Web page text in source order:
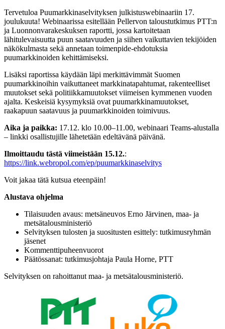
Tervetuloa Puumarkkinaselvityksen julkistuswebinaariin 17.
joulukuuta! Webinaarissa esitellään Pellervon taloustutkimus PTT:n
ja Luonnonvarakeskuksen raportti, jossa kartoitetaan
lähitulevaisuutta puun saatavuuden ja siihen vaikuttavien tekijöiden
näkökulmasta sekä annetaan toimenpide-ehdotuksia
puumarkkinoiden kehittämiseksi.
Lisäksi raportissa käydään läpi merkittävimmät Suomen
puumarkkinoihin vaikuttaneet markkinatapahtumat, rakenteelliset
muutokset sekä politiikkamuutokset viimeisen kymmenen vuoden
ajalta. Keskeisiä kysymyksiä ovat puumarkkinamuutokset,
raakapuun saatavuus ja puumarkkinoiden toimivuus.
Aika ja paikka: 17.12. klo 10.00–11.00, webinaari Teams-alustalla
– linkki osallistujille lähetetään edeltävänä päivänä.
Ilmoittaudu tästä viimeistään 15.12.:
https://link.webropol.com/ep/puumarkkinaselvitys
Voit jakaa tätä kutsua eteenpäin!
Alustava ohjelma
Tilaisuuden avaus: metsäneuvos Erno Järvinen, maa- ja
metsätalousministeriö
Selvityksen tulosten ja suositusten esittely: tutkimusryhmän
jäsenet
Kommenttipuheenvuorot
Päätössanat: tutkimusjohtaja Paula Horne, PTT
Selvityksen on rahoittanut maa- ja metsätalousministeriö.